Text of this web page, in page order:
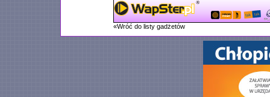
«Wróć do listy gadżetów